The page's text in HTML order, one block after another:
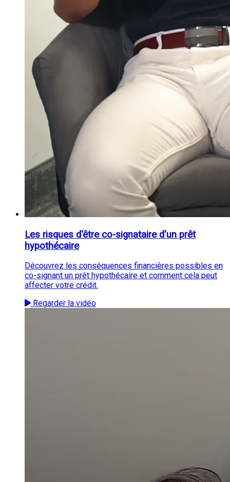
Les risques d'être co-signataire d'un prêt
hypothécaire
Découvrez les conséquences financières possibles en
co-signant un prêt hypothécaire et comment cela peut
affecter votre crédit.
Regarder la vidéo